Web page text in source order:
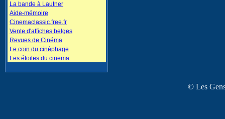
La bande à Lautner
Aide-mémoire
Cinemaclassic.free.fr
Vente d'affiches belges
Revues de Cinéma
Le coin du cinéphage
Les étoiles du cinema
© Les